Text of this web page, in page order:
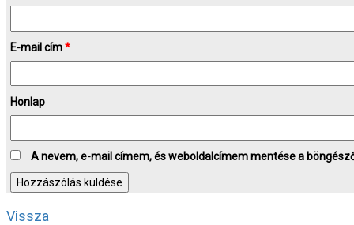
E-mail cím*
Honlap
A nevem, e-mail címem, és weboldalcímem mentése a
Vissza